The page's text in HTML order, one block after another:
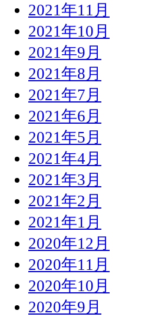
2021年11月
2021年10月
2021年9月
2021年8月
2021年7月
2021年6月
2021年5月
2021年4月
2021年3月
2021年2月
2021年1月
2020年12月
2020年11月
2020年10月
2020年9月